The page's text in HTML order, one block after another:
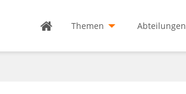
Themen Abteilungen